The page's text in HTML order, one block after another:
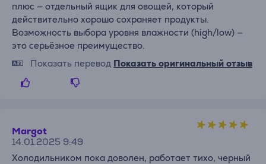
плюс — отдельный ящик для овощей, который
действительно хорошо сохраняет продукты.
Возможность выбора уровня влажности (high/low) —
это серьёзное преимущество.
Показать перевод Показать оригинальный отзыв
Margot
14.01.2025 9:49
Холодильником пока доволен, работает тихо, черный